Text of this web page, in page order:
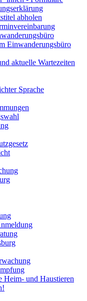
abholen
Einwanderungsbüro
aktuelle Wartezeiten
Sprache
Heim- und Haustieren